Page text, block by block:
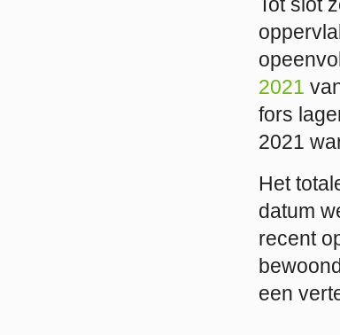
2021
fors
2021
Het
datum
recent
een